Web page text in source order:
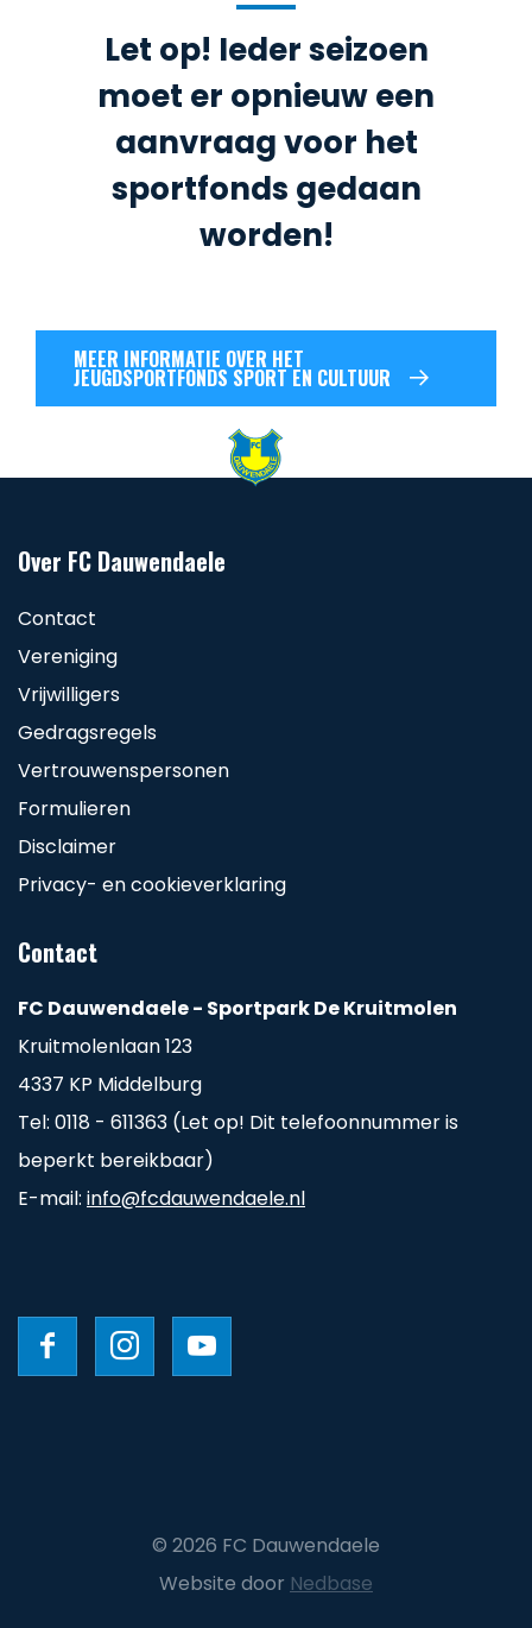
Let op! Ieder seizoen
moet er opnieuw een
aanvraag voor het
sportfonds gedaan
worden!
MEER INFORMATIE OVER HET
JEUGDSPORTFONDS SPORT EN CULTUUR
Over FC Dauwendaele
Contact
Vereniging
Vrijwilligers
Gedragsregels
Vertrouwenspersonen
Formulieren
Disclaimer
Privacy- en cookieverklaring
Contact
FC Dauwendaele - Sportpark De Kruitmolen
Kruitmolenlaan 123
4337 KP Middelburg
Tel: 0118 - 611363 (Let op! Dit telefoonnummer is
beperkt bereikbaar)
E-mail: info@fcdauwendaele.nl
© 2026 FC Dauwendaele
Website door Nedbase